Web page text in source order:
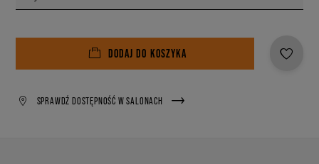
DODAJ DO KOSZYKA
SPRAWDŹ DOSTĘPNOŚĆ W SALONACH